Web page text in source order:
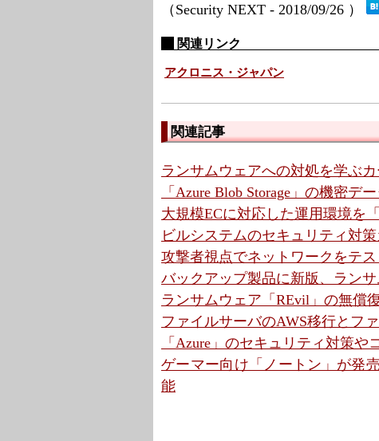
（Security NEXT - 2018/09/26 ）
関連リンク
アクロニス・ジャパン
関連記事
ランサムウェアへの対処を学ぶ
「Azure Blob Storage」の機密
大規模ECに対応した運用環境を
ビルシステムのセキュリティ対
攻撃者視点でネットワークをテ
バックアップ製品に新版、ラン
ランサムウェア「REvil」の無償
ファイルサーバのAWS移行とフ
「Azure」のセキュリティ対策や
ゲーマー向け「ノートン」が発
能